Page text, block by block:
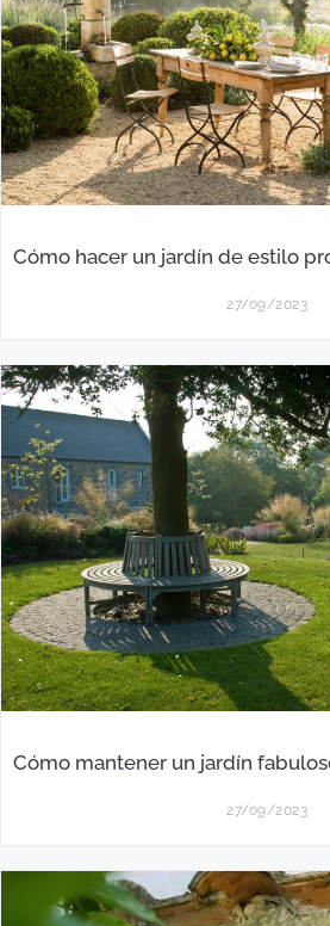
Cómo hacer un jardín de estilo
27/09/2023
Cómo mantener un jardín
27/09/2023